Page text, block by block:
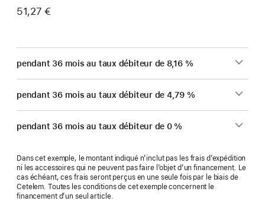
51,27 €
pendant 36 mois au taux débiteur de 8,16 %
pendant 36 mois au taux débiteur de 4,79 %
pendant 36 mois au taux débiteur de 0 %
Dans cet exemple, le montant indiqué n’inclut pas les frais d’expédition
ni les accessoires qui ne peuvent pas faire l’objet d’un financement. Le
cas échéant, ces frais seront perçus en une seule fois par le biais de
Cetelem. Toutes les conditions de cet exemple concernent le
financement d’un seul article.